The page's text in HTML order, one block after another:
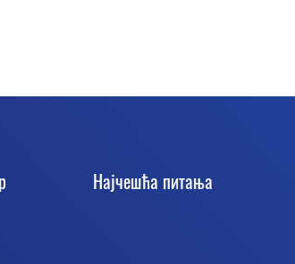
Најчешћа питања